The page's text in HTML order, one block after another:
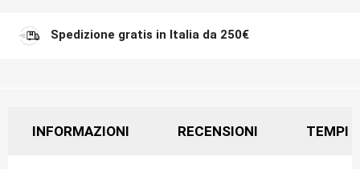
Spedizione gratis in Italia da 250€
INFORMAZIONI RECENSIONI TEMPI